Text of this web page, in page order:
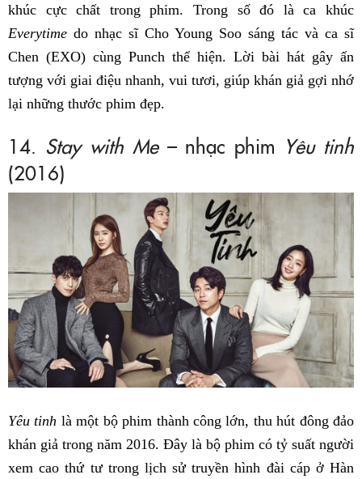
khúc cực chất trong phim. Trong số đó là ca khúc
Everytime do nhạc sĩ Cho Young Soo sáng tác và ca sĩ
Chen (EXO) cùng Punch thể hiện. Lời bài hát gây ấn
tượng với giai điệu nhanh, vui tươi, giúp khán giả gợi nhớ
lại những thước phim đẹp.
14. Stay with Me– nhạc phim Yêu tinh
(2016)
Yêu tinh là một bộ phim thành công lớn, thu hút đông đảo
khán giả trong năm 2016. Đây là bộ phim có tỷ suất người
xem cao thứ tư trong lịch sử truyền hình đài cáp ở Hàn